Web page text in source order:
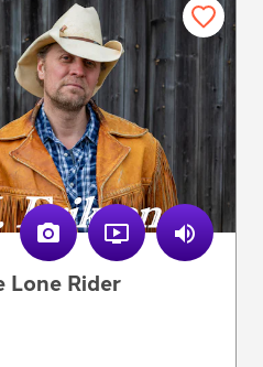
Lone Rider